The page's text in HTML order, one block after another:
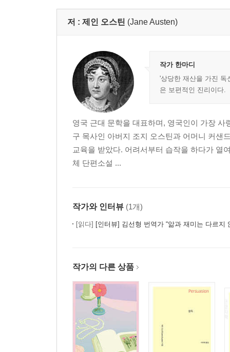
저 : 제인 오스틴 (Jane Austen)
작가 한마디
'상당한 재산을 가진 독
은 보편적인 진리이다.
영국 근대 문학을 대표하며, 영국인이 가장
구 목사인 아버지 조지 오스틴과 어머니 커샌
교육을 받았다. 어려서부터 습작을 하다가 열
체 단편소설 ...
작가와 인터뷰 (1개)
[읽다] [인터뷰] 김선형 번역가 “앎과 재미는 다르지
작가의 다른 상품